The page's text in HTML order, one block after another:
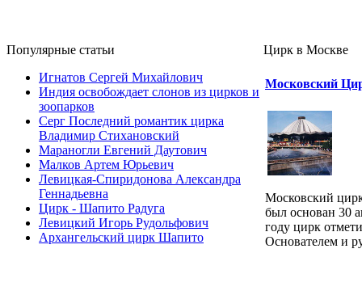
Популярные cтатьи
Игнатов Сергей Михайлович
Индия освобождает слонов из цирков и
зоопарков
Серг Последний романтик цирка
Владимир Стихановский
Мараногли Евгений Даутович
Малков Артем Юрьевич
Левицкая-Спиридонова Александра
Геннадьевна
Цирк - Шапито Радуга
Левицкий Игорь Рудольфович
Архангельский цирк Шапито
Цирк в Москве
Московский
Московский
был основан 30
году цирк
Основателем и